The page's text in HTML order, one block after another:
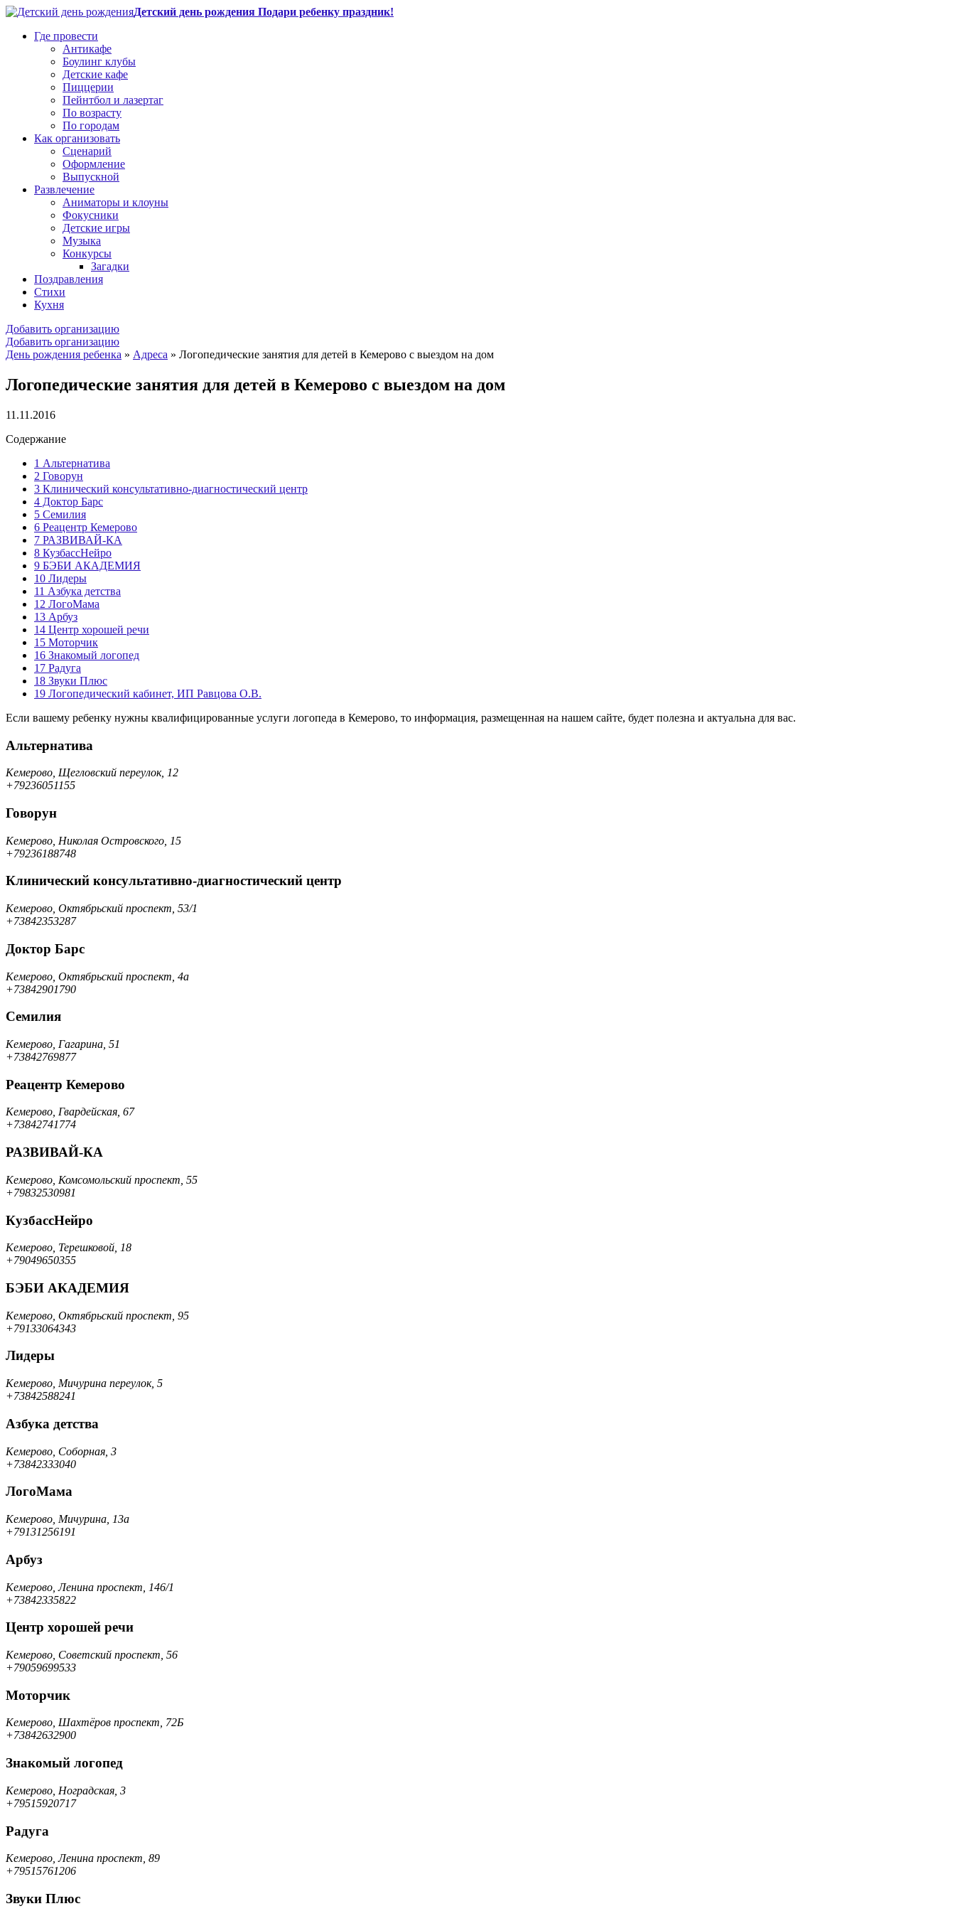
Детский день рождения Подари ребенку праздник!
Где провести
Антикафе
Боулинг клубы
Детские кафе
Пиццерии
Пейнтбол и лазертаг
По возрасту
По городам
Как организовать
Сценарий
Оформление
Выпускной
Развлечение
Аниматоры и клоуны
Фокусники
Детские игры
Музыка
Конкурсы
Загадки
Поздравления
Стихи
Кухня
Добавить организацию
Добавить организацию
День рождения ребенка » Адреса » Логопедические занятия для детей в Кемерово с выездом на дом
Логопедические занятия для детей в Кемерово с выездом на дом
11.11.2016
Содержание
1 Альтернатива
2 Говорун
3 Клинический консультативно-диагностический центр
4 Доктор Барс
5 Семилия
6 Реацентр Кемерово
7 РАЗВИВАЙ-КА
8 КузбассНейро
9 БЭБИ АКАДЕМИЯ
10 Лидеры
11 Азбука детства
12 ЛогоМама
13 Арбуз
14 Центр хорошей речи
15 Моторчик
16 Знакомый логопед
17 Радуга
18 Звуки Плюс
19 Логопедический кабинет, ИП Равцова О.В.
Если вашему ребенку нужны квалифицированные услуги логопеда в Кемерово, то информация, размещенная на нашем сайте, будет полезна и актуальна для вас.
Альтернатива
Кемерово, Щегловский переулок, 12
+79236051155
Говорун
Кемерово, Николая Островского, 15
+79236188748
Клинический консультативно-диагностический центр
Кемерово, Октябрьский проспект, 53/1
+73842353287
Доктор Барс
Кемерово, Октябрьский проспект, 4а
+73842901790
Семилия
Кемерово, Гагарина, 51
+73842769877
Реацентр Кемерово
Кемерово, Гвардейская, 67
+73842741774
РАЗВИВАЙ-КА
Кемерово, Комсомольский проспект, 55
+79832530981
КузбассНейро
Кемерово, Терешковой, 18
+79049650355
БЭБИ АКАДЕМИЯ
Кемерово, Октябрьский проспект, 95
+79133064343
Лидеры
Кемерово, Мичурина переулок, 5
+73842588241
Азбука детства
Кемерово, Соборная, 3
+73842333040
ЛогоМама
Кемерово, Мичурина, 13а
+79131256191
Арбуз
Кемерово, Ленина проспект, 146/1
+73842335822
Центр хорошей речи
Кемерово, Советский проспект, 56
+79059699533
Моторчик
Кемерово, Шахтёров проспект, 72Б
+73842632900
Знакомый логопед
Кемерово, Ноградская, 3
+79515920717
Радуга
Кемерово, Ленина проспект, 89
+79515761206
Звуки Плюс